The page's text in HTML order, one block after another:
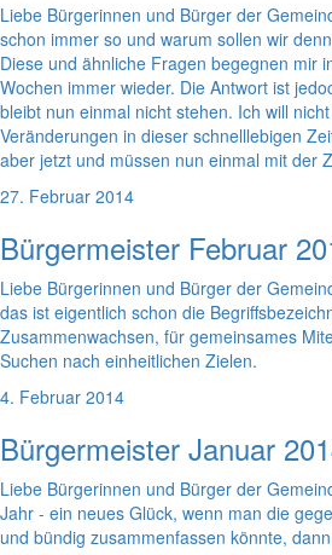
Liebe Bürgerinnen und Bürger der
schon immer so und warum sollen wir
Diese und ähnliche Fragen begegnen mir
Wochen immer wieder. Die Antwort ist
bleibt nun einmal nicht stehen. Ich will
Veränderungen in dieser schnelllebigen
aber jetzt und müssen nun einmal mit der
27. Februar 2014
Bürgermeister Februar
Liebe Bürgerinnen und Bürger der
das ist eigentlich schon die
Zusammenwachsen, für gemeinsames
Suchen nach einheitlichen Zielen.
4. Februar 2014
Bürgermeister Januar
Liebe Bürgerinnen und Bürger der
Jahr - ein neues Glück, wenn man die
und bündig zusammenfassen könnte,